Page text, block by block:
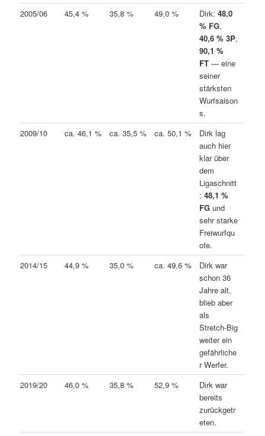
2005/06
45,4 % 35,8 % 49,0 % Dirk:48,0
% FG,
40,6 % 3P,
90,1 %
FT — eine
seiner
stärksten
Wurfsaison
s.
2009/10
ca. 46,1 % ca. 35,5 % ca. 50,1 %
Dirk lag
auch hier
klar über
dem
Ligaschnitt
:48,1 %
FG und
sehr starke
Freiwurfqu
ote.
2014/15
44,9 % 35,0 % ca. 49,6 %
Dirk war
schon 36
Jahre alt,
blieb aber
als
Stretch-Big
weiter ein
gefährliche
r Werfer.
2019/20
46,0 % 35,8 % 52,9 %
Dirk war
bereits
zurückgetr
eten.